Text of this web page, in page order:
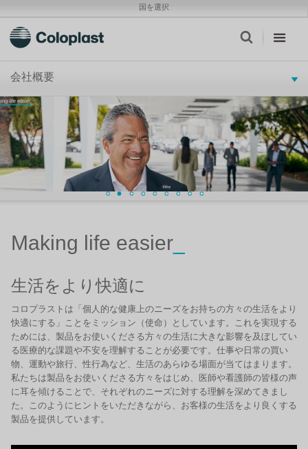
国を選択
会社概要
Making life easier
生活をより快適に
コロプラストは「個人的な健康上のニーズをお持ちの方々の生活をより
快適にする」ことをミッション（使命）としています。これを実現する
ためには、製品をお使いくださる方々の生活に大きな影響を及ぼしてい
る医療的な課題や不安を理解することが必要です。仕事や日常の買い
物、運動や旅行、性行為など、生活のあらゆる場面が当てはまります。
私たちは製品をお使いくださる方々をはじめ、医師や看護師の皆様の声
に耳を傾けることで、それぞれのニーズに対する理解を深めてきまし
た。このようにヒントをいただきながら、お客様の生活をより良くする
製品を提供しています。